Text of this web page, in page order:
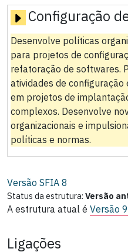
Configuração
Desenvolve políticas
para projetos de
refatoração de softwares.
atividades de
em projetos de
complexos. Desenvolve
organizacionais e
políticas e normas.
Versão SFIA 8
Status da estrutura: Versão
A estrutura atual é Versão 9
Ligações